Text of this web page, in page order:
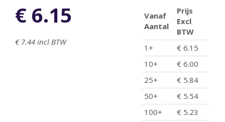
€ 6.15
€ 7.44 incl BTW
Vanaf
Aantal
Prijs
Excl
BTW
1+
€ 6.15
10+
€ 6.00
25+
€ 5.84
50+
€ 5.54
100+
€ 5.23